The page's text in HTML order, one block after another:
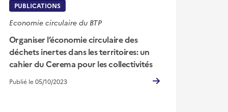
PUBLICATIONS
Economie circulaire du BTP
Organiser l’économie circulaire des
déchets inertes dans les territoires: un
cahier du Cerema pour les collectivités
Publié le 05/10/2023